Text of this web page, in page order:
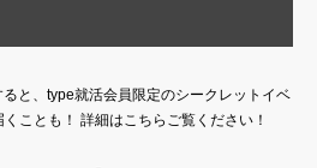
と、type就活会員限定のシークレットイベ
ことも！ 詳細はこちらご覧ください！